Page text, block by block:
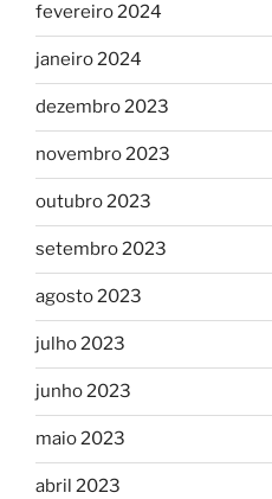
fevereiro 2024
janeiro 2024
dezembro 2023
novembro 2023
outubro 2023
setembro 2023
agosto 2023
julho 2023
junho 2023
maio 2023
abril 2023